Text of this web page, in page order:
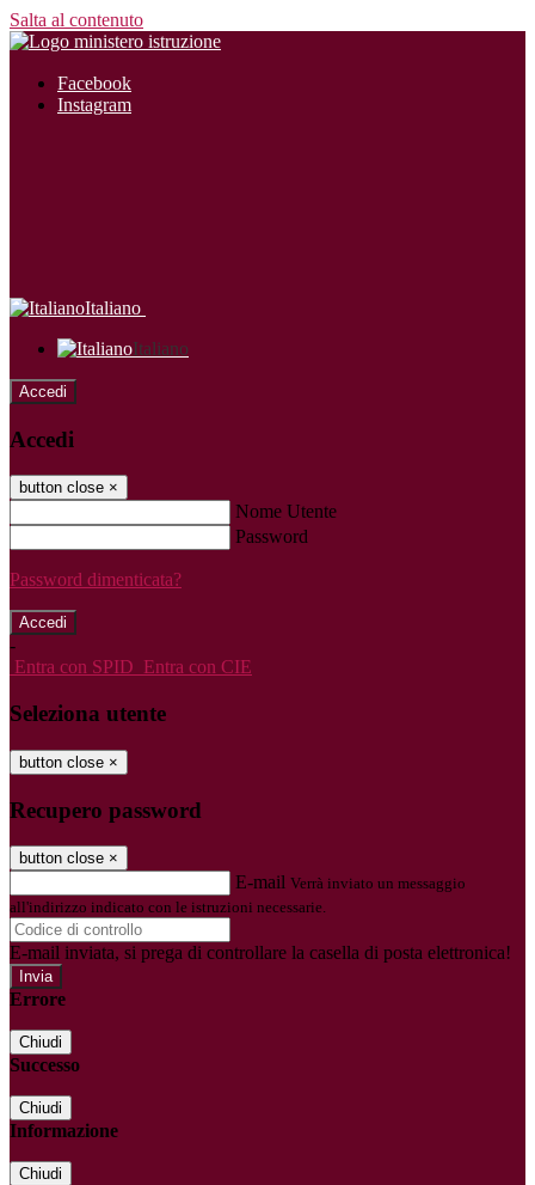
Salta al contenuto
Facebook
Instagram
Italiano
Italiano
Accedi
Accedi
button close ×
Nome Utente
Password
Password dimenticata?
-
Entra con SPID Entra con CIE
Seleziona utente
button close ×
Recupero password
button close ×
E-mail Verrà inviato un messaggio
all'indirizzo indicato con le istruzioni necessarie.
E-mail inviata, si prega di controllare la casella di posta elettronica!
Errore
Chiudi
Successo
Chiudi
Informazione
Chiudi